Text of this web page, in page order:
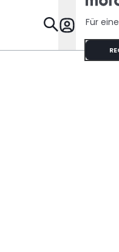
Für
Risse haben